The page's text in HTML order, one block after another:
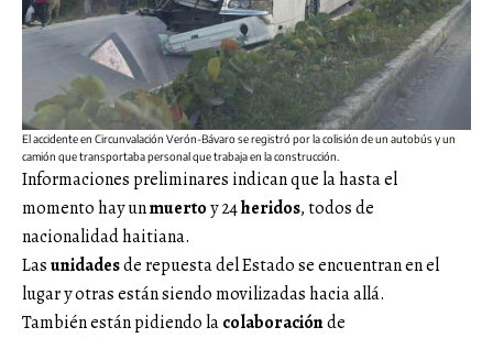
El accidente en Circunvalación Verón-Bávaro se registró por la colisión de un autobús y un
camión que transportaba personal que trabaja en la construcción.
Informaciones preliminares indican que la hasta el
momento hay unmuertoy 24heridos, todos de
nacionalidad haitiana.
Lasunidadesde repuesta del Estado se encuentran en el
lugar y otras están siendo movilizadas hacia allá.
También están pidiendo lacolaboraciónde